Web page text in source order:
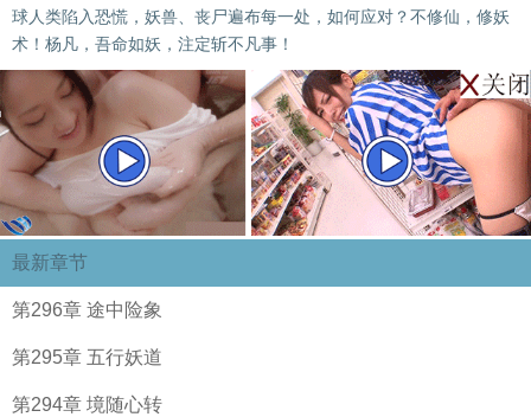
球人类陷入恐慌，妖兽、丧尸遍布每一处，如何应对？不修仙，修妖
术！杨凡，吾命如妖，注定斩不凡事！
最新章节
第296章 途中险象
第295章 五行妖道
第294章 境随心转